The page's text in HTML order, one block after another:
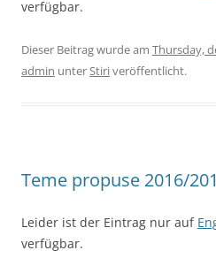
verfügbar.
Dieser Beitrag wurde am Thursday,
admin unterStiriveröffentlicht.
Teme propuse 2016/
Leider ist der Eintrag nur auf
verfügbar.